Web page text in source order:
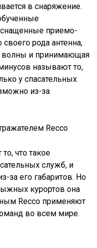
в снаряжение.
приемо-
рода антенна,
волны и принимающая
называют то,
у спасательных
из-за
что такое
служб, и
за его габаритов. Но
курортов она
Recco применяют
во всем мире.